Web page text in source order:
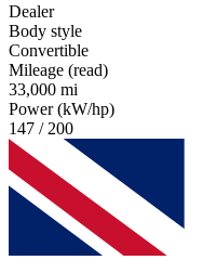
Dealer
Body style
Convertible
Mileage (read)
33,000 mi
Power (kW/hp)
147 / 200